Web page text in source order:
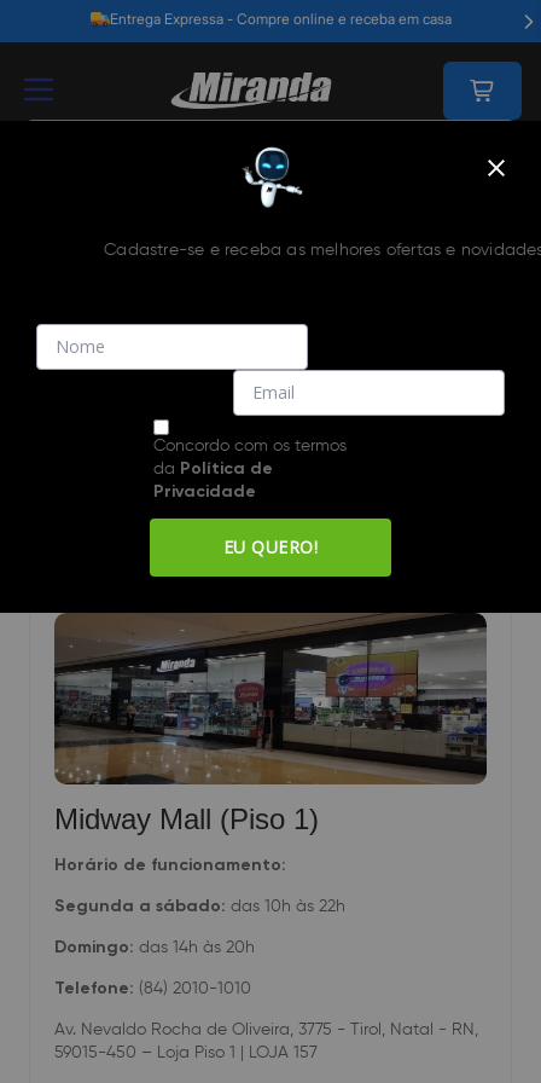
Clique e retire - Retire seu pedido em até 2 horas
Escolha a sua cidade
Selecione
LOJAS EM NATAL (RN)
Midway Mall (Piso 1)
Horário de funcionamento:
Segunda a sábado: das 10h às 22h
Domingo: das 14h às 20h
Telefone: (84) 2010-1010
Av. Nevaldo Rocha de Oliveira, 3775 - Tirol, Natal - RN,
59015-450 – Loja Piso 1 | LOJA 157
Cadastre-se e receba as melhores ofertas e
Concordo com os termos
da Política de
Privacidade
EU QUERO!